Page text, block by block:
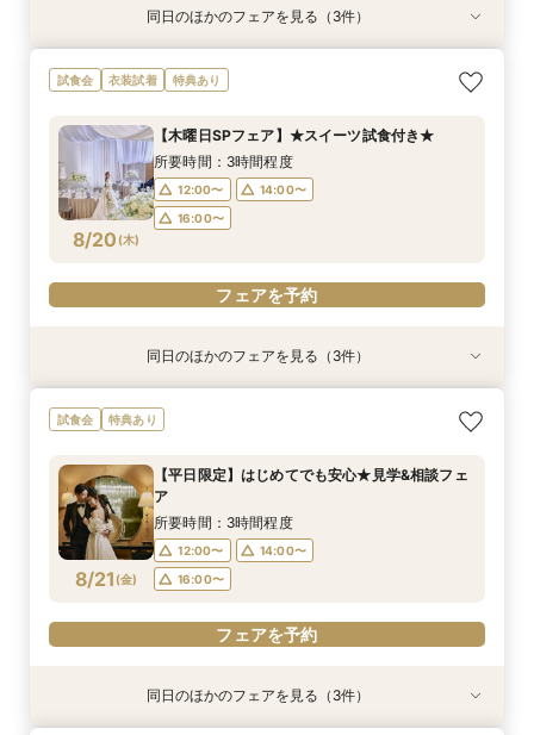
特典あり
8/19(水)
【和婚希望のお2人へ】出雲の神様祀る神殿見学
＆和装体験
16:00〜
フェアを予約
特典あり
8/19(水)
【マタニティ＆ファミリー婚限定】挙式前後の2
泊宿泊特典付き
16:00〜
フェアを予約
特典あり
8/19(水)
【6名～40名＊少人数婚】少人数専用プラン×な
んでも相談フェア
16:00〜
フェアを予約
同日のほかのフェアを見る（3件）
試食会 衣装試着 特典あり
8/20 (木)
【木曜日SPフェア】★スイーツ試食付き★
所要時間：3時間程度
12:00〜
14:00〜
16:00〜
フェアを予約
特典あり
8/20(木)
【和婚希望のお2人へ】出雲の神様祀る神殿見学
＆和装体験
16:00〜
フェアを予約
特典あり
8/20(木)
【マタニティ＆ファミリー婚限定】挙式前後の2
泊宿泊特典付き
16:00〜
フェアを予約
特典あり
8/20(木)
【6名～40名＊少人数婚】少人数専用プラン×な
んでも相談フェア
16:00〜
フェアを予約
同日のほかのフェアを見る（3件）
試食会 特典あり
8/21 (金)
【平日限定】はじめてでも安心★見学&相談フェ
ア
所要時間：3時間程度
12:00〜
14:00〜
16:00〜
フェアを予約
特典あり
特典あり
特典あり同日のほかのフェアを見る（3件）